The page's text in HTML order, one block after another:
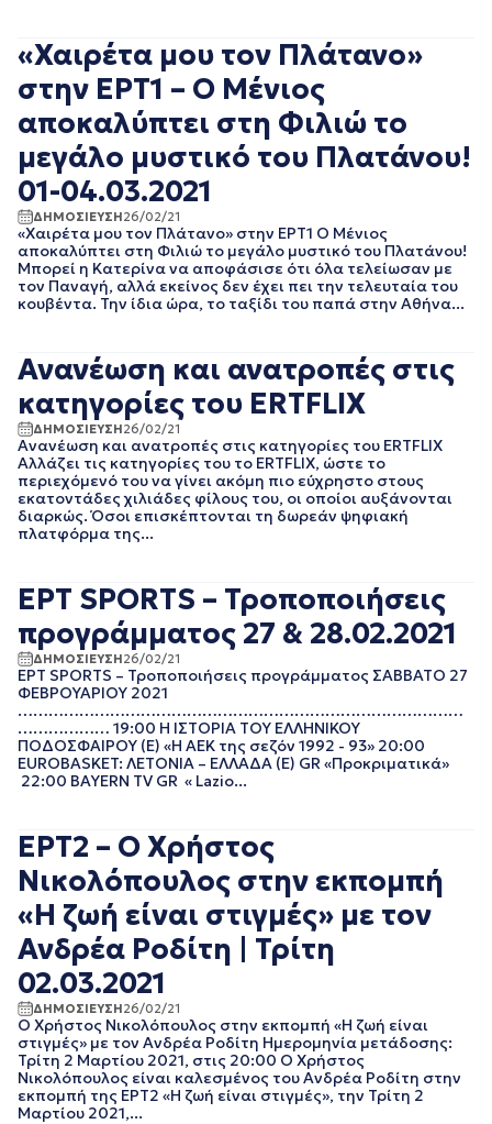
ΙΑΝΟΥΑΡΙΟΣ 2022
ΔΕΚΕΜΒΡΙΟΣ 2021
ΝΟΕΜΒΡΙΟΣ 2021
ΟΚΤΩΒΡΙΟΣ 2021
ΣΕΠΤΕΜΒΡΙΟΣ 2021
ΑΥΓΟΥΣΤΟΣ 2021
ΙΟΥΛΙΟΣ 2021
ΜΑΙΟΣ 2021
ΑΠΡΙΛΙΟΣ 2021
ΜΑΡΤΙΟΣ 2021
ΦΕΒΡΟΥΑΡΙΟΣ 2021
ΝΟΕΜΒΡΙΟΣ 2020
ΟΚΤΩΒΡΙΟΣ 2020
ΑΥΓΟΥΣΤΟΣ 2020
ΙΟΥΛΙΟΣ 2020
ΙΟΥΝΙΟΣ 2020
ΜΑΙΟΣ 2020
ΦΕΒΡΟΥΑΡΙΟΣ 2020
ΙΑΝΟΥΑΡΙΟΣ 2020
ΔΕΚΕΜΒΡΙΟΣ 2019
ΝΟΕΜΒΡΙΟΣ 2019
ΟΚΤΩΒΡΙΟΣ 2019
ΑΥΓΟΥΣΤΟΣ 2019
ΙΟΥΛΙΟΣ 2019
ΙΟΥΝΙΟΣ 2019
ΜΑΡΤΙΟΣ 2019
ΦΕΒΡΟΥΑΡΙΟΣ 2019
ΙΑΝΟΥΑΡΙΟΣ 2019
ΔΕΚΕΜΒΡΙΟΣ 2018
ΝΟΕΜΒΡΙΟΣ 2018
ΟΚΤΩΒΡΙΟΣ 2018
ΙΟΥΛΙΟΣ 2018
ΙΟΥΝΙΟΣ 2018
ΜΑΙΟΣ 2018
ΑΠΡΙΛΙΟΣ 2018
«Χαιρέτα μου τον Πλάτανο»
στην ΕΡΤ1 – O Μένιος
αποκαλύπτει στη Φιλιώ το
μεγάλο μυστικό του Πλατάνου!
01-04.03.2021
ΔΗΜΟΣΙΕΥΣΗ26/02/21
«Χαιρέτα μου τον Πλάτανο» στην ΕΡΤ1 O Μένιος
αποκαλύπτει στη Φιλιώ το μεγάλο μυστικό του Πλατάνου!
Μπορεί η Κατερίνα να αποφάσισε ότι όλα τελείωσαν με
τον Παναγή, αλλά εκείνος δεν έχει πει την τελευταία του
κουβέντα. Την ίδια ώρα, το ταξίδι του παπά στην Αθήνα...
Ανανέωση και ανατροπές στις
κατηγορίες του ERTFLIX
ΔΗΜΟΣΙΕΥΣΗ26/02/21
Ανανέωση και ανατροπές στις κατηγορίες του ERTFLIX
Αλλάζει τις κατηγορίες του το ERTFLIX, ώστε το
περιεχόμενό του να γίνει ακόμη πιο εύχρηστο στους
εκατοντάδες χιλιάδες φίλους του, οι οποίοι αυξάνονται
διαρκώς. Όσοι επισκέπτονται τη δωρεάν ψηφιακή
πλατφόρμα της...
ΕΡΤ SPORTS – Τροποποιήσεις
προγράμματος 27 & 28.02.2021
ΔΗΜΟΣΙΕΥΣΗ26/02/21
ΕΡΤ SPORTS – Τροποποιήσεις προγράμματος ΣΑΒΒΑΤΟ 27
ΦΕΒΡΟΥΑΡΙΟΥ 2021
……………………………………………………………………………
……………… 19:00 Η ΙΣΤΟΡΙΑ ΤΟΥ ΕΛΛΗΝΙΚΟΥ
ΠΟΔΟΣΦΑΙΡΟΥ (Ε) «Η ΑΕΚ της σεζόν 1992 - 93» 20:00
EUROBASKET: ΛΕΤΟΝΙΑ – ΕΛΛΑΔΑ (Ε) GR «Προκριματικά»
22:00 BAYERN TV GR « Lazio...
ΕΡΤ2 – Ο Χρήστος
Νικολόπουλος στην εκπομπή
«Η ζωή είναι στιγμές» με τον
Ανδρέα Ροδίτη | Τρίτη
02.03.2021
ΔΗΜΟΣΙΕΥΣΗ26/02/21
Ο Χρήστος Νικολόπουλος στην εκπομπή «Η ζωή είναι
στιγμές» με τον Ανδρέα Ροδίτη Ημερομηνία μετάδοσης:
Τρίτη 2 Μαρτίου 2021, στις 20:00 Ο Χρήστος
Νικολόπουλος είναι καλεσμένος του Ανδρέα Ροδίτη στην
εκπομπή της ΕΡΤ2 «Η ζωή είναι στιγμές», την Τρίτη 2
Μαρτίου 2021,...